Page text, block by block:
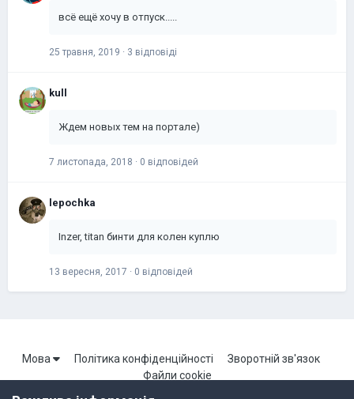
всё ещё хочу в отпуск.....
25 травня, 2019 · 3 відповіді
kull
Ждем новых тем на портале)
7 листопада, 2018 · 0 відповідей
lepochka
Inzer, titan бинти для колен куплю
13 вересня, 2017 · 0 відповідей
Мова Політика конфіденційності
Зворотній зв'язок
Файли cookie